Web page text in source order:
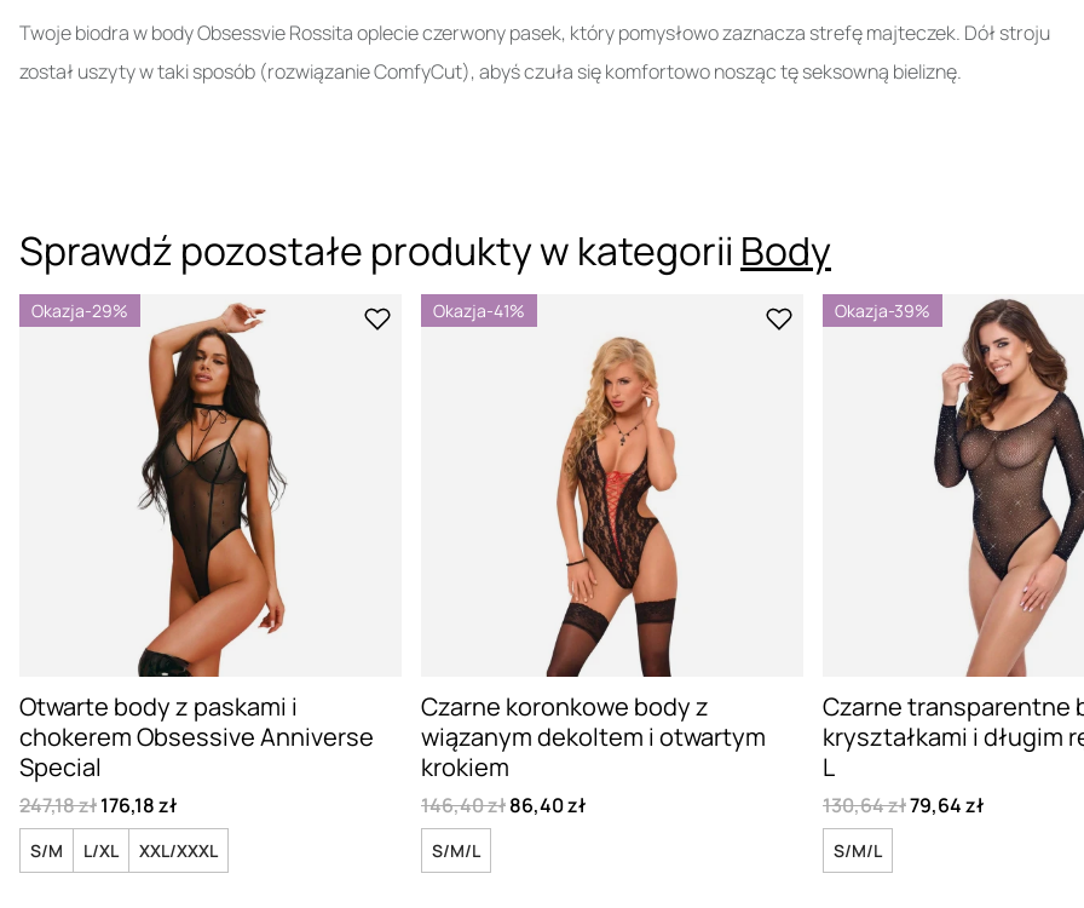
Twoje biodra w body Obsessvie Rossita oplecie czerwony pasek, który pomysłowo zaznacza strefę majteczek. Dół stroju
został uszyty w taki sposób (rozwiązanie ComfyCut), abyś czuła się komfortowo nosząc tę seksowną bieliznę.
Sprawdź pozostałe produkty w kategorii Body
Okazja-29%
Otwarte body z paskami i
chokerem Obsessive Anniverse
Special
247,18 zł176,18 zł
S/M L/XL XXL/XXXL
Okazja-41%
Czarne koronkowe body z
wiązanym dekoltem i otwartym
krokiem
146,40 zł86,40 zł
S/M/L
Okazja-39%
Czarne transparentne
kryształkami i długim
L
130,64 zł79,64 zł
S/M/L